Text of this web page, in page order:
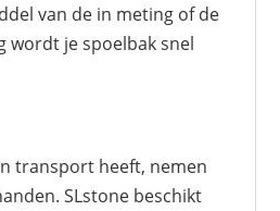
van de in meting of de
wordt je spoelbak snel
transport heeft, nemen
SLstone beschikt